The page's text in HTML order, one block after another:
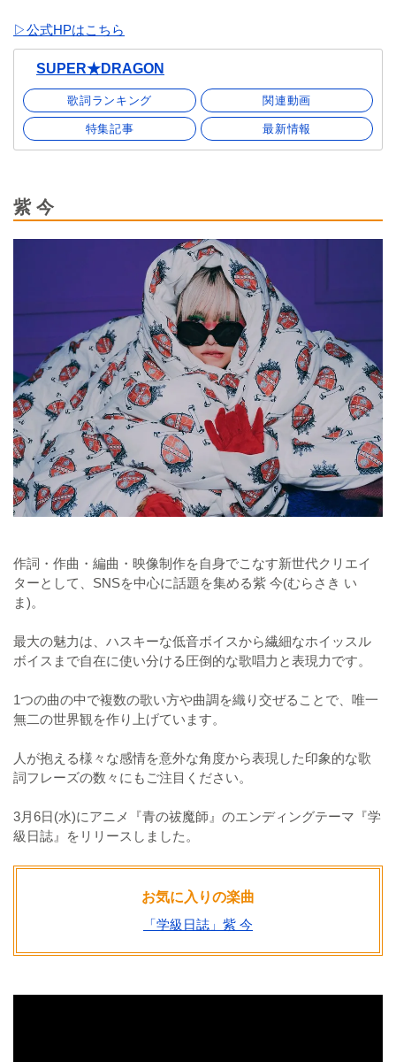
▷公式HPはこちら
SUPER★DRAGON
歌詞ランキング 関連動画
特集記事 最新情報
紫 今
作詞・作曲・編曲・映像制作を自身でこなす新世代クリエイ
ターとして、SNSを中心に話題を集める紫 今(むらさき い
ま)。
最大の魅力は、ハスキーな低音ボイスから繊細なホイッスル
ボイスまで自在に使い分ける圧倒的な歌唱力と表現力です。
1つの曲の中で複数の歌い方や曲調を織り交ぜることで、唯一
無二の世界観を作り上げています。
人が抱える様々な感情を意外な角度から表現した印象的な歌
詞フレーズの数々にもご注目ください。
3月6日(水)にアニメ『青の祓魔師』のエンディングテーマ『学
級日誌』をリリースしました。
お気に入りの楽曲
「学級日誌」紫 今